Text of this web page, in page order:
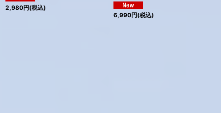
2,980円(税込)
6,990円(税込)